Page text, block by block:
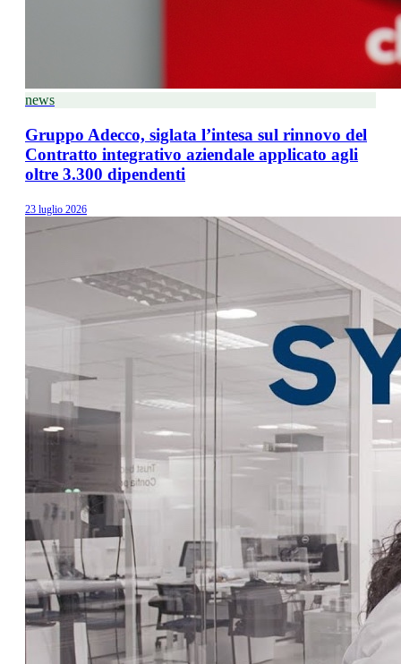
news
Gruppo Adecco, siglata l’intesa sul rinnovo del
Contratto integrativo aziendale applicato agli
oltre 3.300 dipendenti
23 luglio 2026